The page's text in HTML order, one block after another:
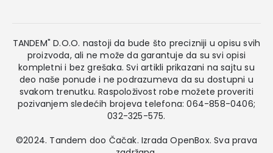
TANDEM" D.O.O. nastoji da bude što precizniji u opisu svih
proizvoda, ali ne može da garantuje da su svi opisi
kompletni i bez grešaka. Svi artikli prikazani na sajtu su
deo naše ponude i ne podrazumeva da su dostupni u
svakom trenutku. Raspoloživost robe možete proveriti
pozivanjem sledećih brojeva telefona: 064-858-0406;
032-325-575.
©2024. Tandem doo Čačak. IzradaOpenBox. Sva prava